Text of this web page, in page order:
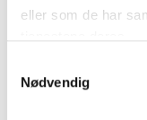
eller som de har
Nødvendig
Andre